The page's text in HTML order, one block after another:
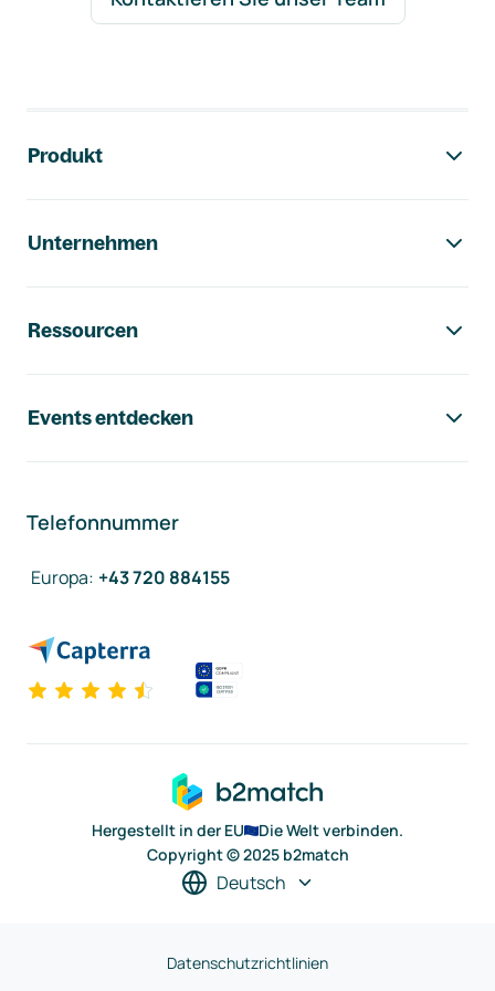
Produkt
Unternehmen
Ressourcen
Events entdecken
Telefonnummer
Europa: +43 720 884155
Hergestellt in der EU
Die Welt verbinden.
Copyright © 2025 b2match
Deutsch
Datenschutzrichtlinien